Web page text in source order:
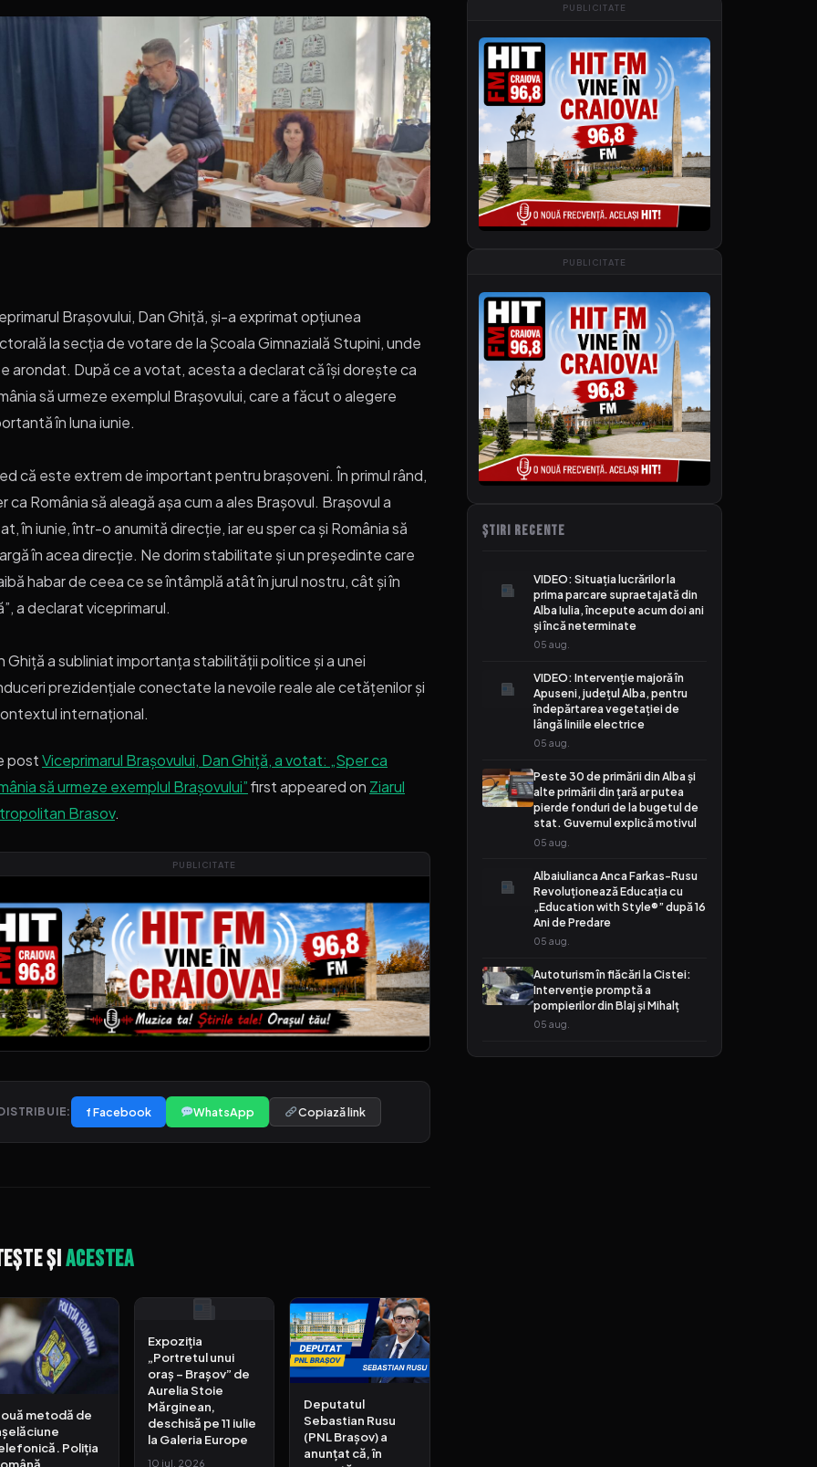
Brașovului, Dan Ghiță, și-a exprimat opțiunea
la secția de votare de la Școala Gimnazială Stupini, unde
arondat. După ce a votat, acesta a declarat că își dorește ca
să urmeze exemplul Brașovului, care a făcut o alegere
în luna iunie.
că este extrem de important pentru brașoveni. În primul rând,
ca România să aleagă așa cum a ales Brașovul. Brașovul a
în iunie, într-o anumită direcție, iar eu sper ca și România să
în acea direcție. Ne dorim stabilitate și un președinte care
habar de ceea ce se întâmplă atât în jurul nostru, cât și în
a declarat viceprimarul.
Ghiță a subliniat importanța stabilității politice și a unei
prezidențiale conectate la nevoile reale ale cetățenilor și
internațional.
postViceprimarul Brașovului, Dan Ghiță, a votat: „Sper ca
să urmeze exemplul Brașovului”first appeared on Ziarul
Brasov.
PUBLICITATE
f Facebook WhatsApp Copiază link
șiacestea
metodă de
Poliția
Expoziția
„Portretul unui
oraș – Brașov” de
Aurelia Stoie
Mărginean,
deschisă pe 11 iulie
la Galeria Europe
10 iul. 2026
Deputatul
Sebastian Rusu
(PNL Brașov) a
anunțat că, în
PUBLICITATE
PUBLICITATE
ȘTIRI RECENTE
VIDEO: Situația lucrărilor la
prima parcare supraetajată din
Alba Iulia, începute acum doi ani
și încă neterminate
05 aug.
VIDEO: Intervenție majoră în
Apuseni, județul Alba, pentru
îndepărtarea vegetației de
lângă liniile electrice
05 aug.
Peste 30 de primării din Alba și
alte primării din țară ar putea
pierde fonduri de la bugetul de
stat. Guvernul explică motivul
05 aug.
Albaiulianca Anca Farkas-Rusu
Revoluționează Educația cu
„Education with Style®” după 16
Ani de Predare
05 aug.
Autoturism în flăcări la Cistei:
Intervenție promptă a
pompierilor din Blaj și Mihalț
05 aug.